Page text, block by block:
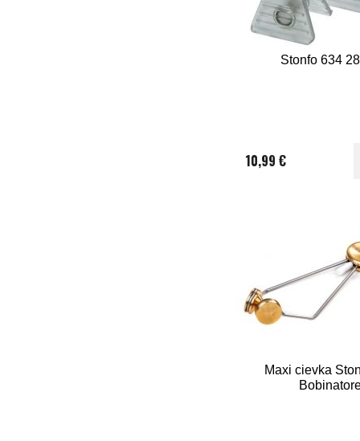
Stonfo 634
10,99 €
Maxi cievka